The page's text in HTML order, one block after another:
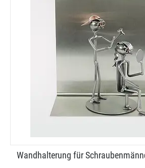
Wandhalterung für